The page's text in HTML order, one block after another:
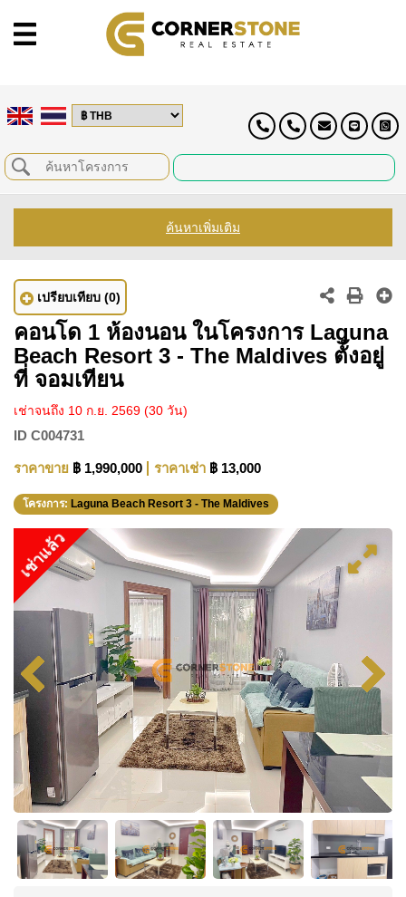
ค้นหาเพิ่มเติม
เปรียบเทียบ (0)
คอนโด 1 ห้องนอน ในโครงการ Laguna
Beach Resort 3 - The Maldives ตั้งอยู่
ที่ จอมเทียน
เช่าจนถึง 10 ก.ย. 2569 (30 วัน)
ID C004731
ราคาขาย ฿ 1,990,000 ราคาเช่า ฿ 13,000
โครงการ: Laguna Beach Resort 3 - The Maldives
เช่าแล้ว